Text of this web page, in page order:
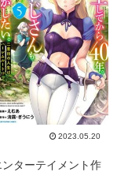
2023.05.20
ターテイメント作